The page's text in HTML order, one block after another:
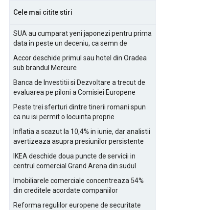
Cele mai citite stiri
SUA au cumparat yeni japonezi pentru prima
data in peste un deceniu, ca semn de
Accor deschide primul sau hotel din Oradea
sub brandul Mercure
Banca de Investitii si Dezvoltare a trecut de
evaluarea pe piloni a Comisiei Europene
Peste trei sferturi dintre tinerii romani spun
ca nu isi permit o locuinta proprie
Inflatia a scazut la 10,4% in iunie, dar analistii
avertizeaza asupra presiunilor persistente
IKEA deschide doua puncte de servicii in
centrul comercial Grand Arena din sudul
Imobiliarele comerciale concentreaza 54%
din creditele acordate companiilor
Reforma regulilor europene de securitate